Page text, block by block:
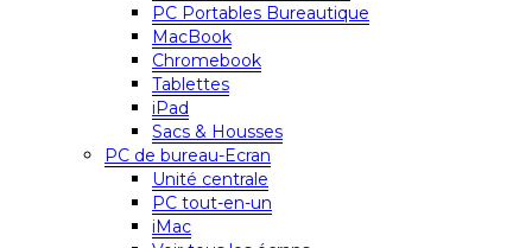
PC Portables Bureautique
MacBook
Chromebook
Tablettes
iPad
Sacs & Housses
PC de bureau-Ecran
Unité centrale
PC tout-en-un
iMac